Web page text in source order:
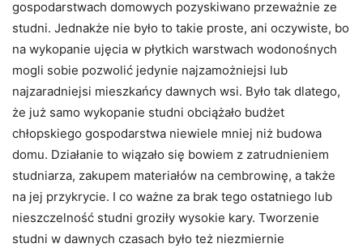
gospodarstwach domowych pozyskiwano przeważnie ze
studni. Jednakże nie było to takie proste, ani oczywiste, bo
na wykopanie ujęcia w płytkich warstwach wodonośnych
mogli sobie pozwolić jedynie najzamożniejsi lub
najzaradniejsi mieszkańcy dawnych wsi. Było tak dlatego,
że już samo wykopanie studni obciążało budżet
chłopskiego gospodarstwa niewiele mniej niż budowa
domu. Działanie to wiązało się bowiem z zatrudnieniem
studniarza, zakupem materiałów na cembrowinę, a także
na jej przykrycie. I co ważne za brak tego ostatniego lub
nieszczelność studni groziły wysokie kary. Tworzenie
studni w dawnych czasach było też niezmiernie